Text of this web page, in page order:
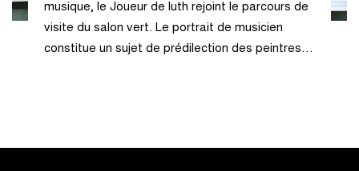
musique, le Joueur de luth rejoint le parcours de
visite du salon vert. Le portrait de musicien
constitue un sujet de prédilection des peintres…